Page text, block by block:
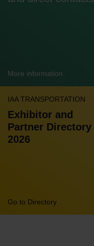
More information
IAA TRANSPORTATION
Exhibitor and
Partner Directory
2026
Go to Directory